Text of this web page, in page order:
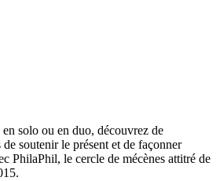
solo ou en duo, découvrez de
soutenir le présent et de façonner
PhilaPhil, le cercle de mécènes attitré de